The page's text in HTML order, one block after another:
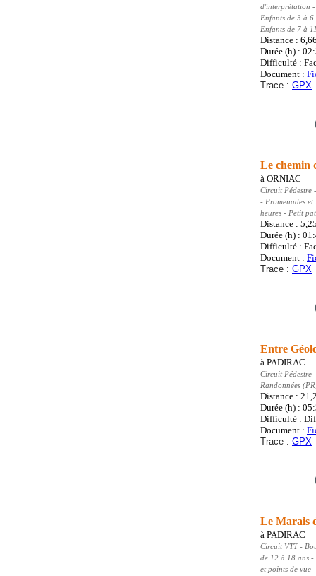
d'interprétation -
Enfants de 3 à
Enfants de 7 à
Distance :
Durée (h) :
Difficulté :
Document :
Trace : GPX
Le chemin
à ORNIAC
Circuit Pédestre
- Promenades et
heures - Petit
Distance :
Durée (h) :
Difficulté :
Document :
Trace : GPX
Entre
à PADIRAC
Circuit Pédestre
Randonnées
Distance :
Durée (h) :
Difficulté :
Document :
Trace : GPX
Le Marais
à PADIRAC
Circuit VTT-
de 12 à 18 ans -
et points de vue